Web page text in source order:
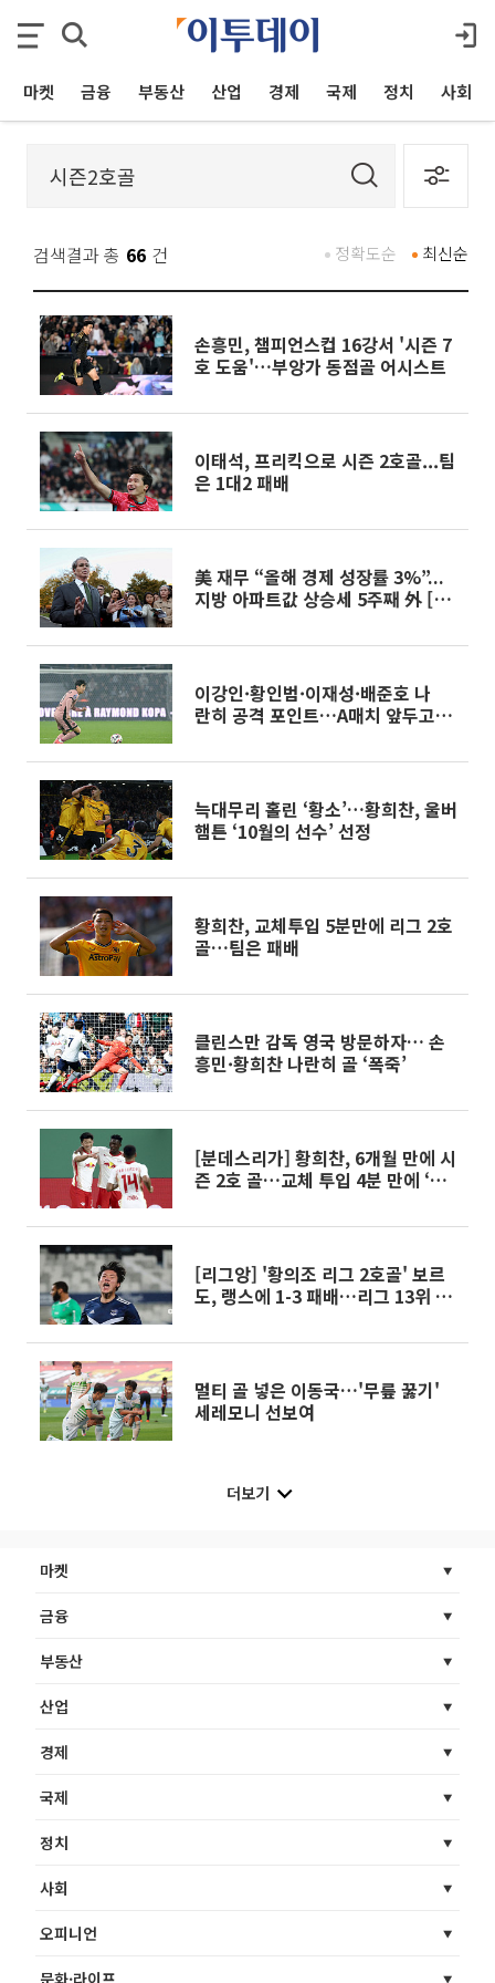
마켓 금융 부동산 산업 경제 국제 정치 사회
검색결과 총 66 건 최신순
정확도순
손흥민, 챔피언스컵 16강서 '시즌 7
호 도움'…부앙가 동점골 어시스트
이태석, 프리킥으로 시즌 2호골...팀
은 1대2 패배
美 재무 “올해 경제 성장률 3%”...
지방 아파트값 상승세 5주째 外 [오
이강인·황인범·이재성·배준호 나
란히 공격 포인트…A매치 앞두고
늑대무리 홀린 ‘황소’…황희찬, 울버
햄튼 ‘10월의 선수’ 선정
황희찬, 교체투입 5분만에 리그 2호
골…팀은 패배
클린스만 감독 영국 방문하자… 손
흥민·황희찬 나란히 골 ‘폭죽’
[분데스리가] 황희찬, 6개월 만에 시
즌 2호 골…교체 투입 4분 만에 ‘승
[리그앙] '황의조 리그 2호골' 보르
도, 랭스에 1-3 패배…리그 13위 머
멀티 골 넣은 이동국…'무릎 꿇기'
세레모니 선보여
더보기
마켓
금융
부동산
산업
경제
국제
정치
사회
오피니언
문화·라이프